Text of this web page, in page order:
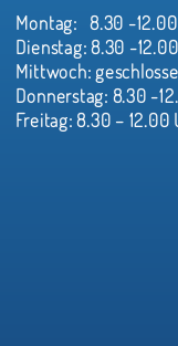
Montag: 8.30 -
Dienstag: 8.30 -
Mittwoch:
Donnerstag: 8.30 -
Freitag: 8.30 – 12.00